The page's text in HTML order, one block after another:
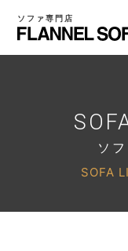
ソファ専門店
ソ
SOFA